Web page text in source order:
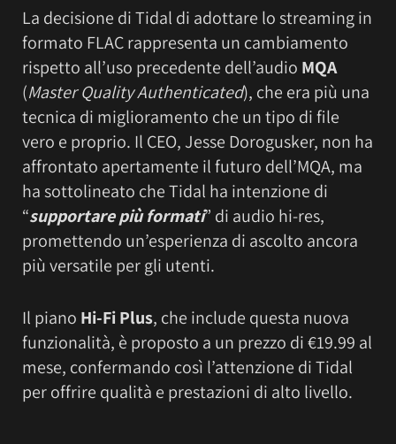
La decisione di Tidal di adottare lo streaming in
formato FLAC rappresenta un cambiamento
rispetto all’uso precedente dell’audio MQA
(Master Quality Authenticated), che era più una
tecnica di miglioramento che un tipo di file
vero e proprio. Il CEO, Jesse Dorogusker, non ha
affrontato apertamente il futuro dell’MQA, ma
ha sottolineato che Tidal ha intenzione di
“supportare più formati” di audio hi-res,
promettendo un’esperienza di ascolto ancora
più versatile per gli utenti.
Il piano Hi-Fi Plus, che include questa nuova
funzionalità, è proposto a un prezzo di €19.99 al
mese, confermando così l’attenzione di Tidal
per offrire qualità e prestazioni di alto livello.